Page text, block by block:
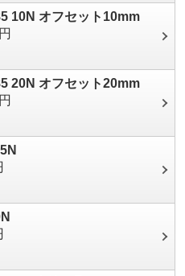
10N オフセット10mm
20N オフセット20mm